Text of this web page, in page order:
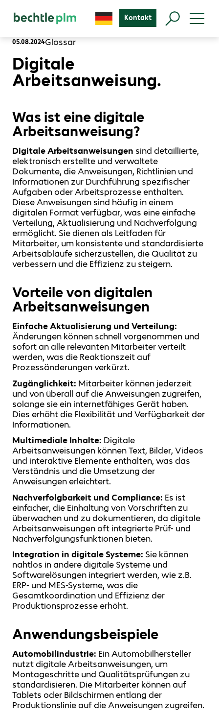
Kontakt
05.08.2024Glossar
Digitale
Arbeitsanweisung.
Was ist eine digitale
Arbeitsanweisung?
Digitale Arbeitsanweisungen sind detaillierte,
elektronisch erstellte und verwaltete
Dokumente, die Anweisungen, Richtlinien und
Informationen zur Durchführung spezifischer
Aufgaben oder Arbeitsprozesse enthalten.
Diese Anweisungen sind häufig in einem
digitalen Format verfügbar, was eine einfache
Verteilung, Aktualisierung und Nachverfolgung
ermöglicht. Sie dienen als Leitfaden für
Mitarbeiter, um konsistente und standardisierte
Arbeitsabläufe sicherzustellen, die Qualität zu
verbessern und die Effizienz zu steigern.
Vorteile von digitalen
Arbeitsanweisungen
Einfache Aktualisierung und Verteilung:
Änderungen können schnell vorgenommen und
sofort an alle relevanten Mitarbeiter verteilt
werden, was die Reaktionszeit auf
Prozessänderungen verkürzt.
Zugänglichkeit: Mitarbeiter können jederzeit
und von überall auf die Anweisungen zugreifen,
solange sie ein internetfähiges Gerät haben.
Dies erhöht die Flexibilität und Verfügbarkeit der
Informationen.
Multimediale Inhalte: Digitale
Arbeitsanweisungen können Text, Bilder, Videos
und interaktive Elemente enthalten, was das
Verständnis und die Umsetzung der
Anweisungen erleichtert.
Nachverfolgbarkeit und Compliance: Es ist
einfacher, die Einhaltung von Vorschriften zu
überwachen und zu dokumentieren, da digitale
Arbeitsanweisungen oft integrierte Prüf- und
Nachverfolgungsfunktionen bieten.
Integration in digitale Systeme: Sie können
nahtlos in andere digitale Systeme und
Softwarelösungen integriert werden, wie z.B.
ERP- und MES-Systeme, was die
Gesamtkoordination und Effizienz der
Produktionsprozesse erhöht.
Anwendungsbeispiele
Automobilindustrie: Ein Automobilhersteller
nutzt digitale Arbeitsanweisungen, um
Montageschritte und Qualitätsprüfungen zu
standardisieren. Die Mitarbeiter können auf
Tablets oder Bildschirmen entlang der
Produktionslinie auf die Anweisungen zugreifen.